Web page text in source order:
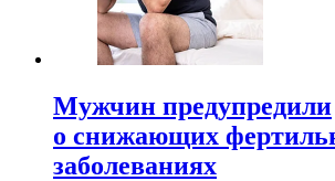
Мужчин предупредили
о снижающих
заболеваниях